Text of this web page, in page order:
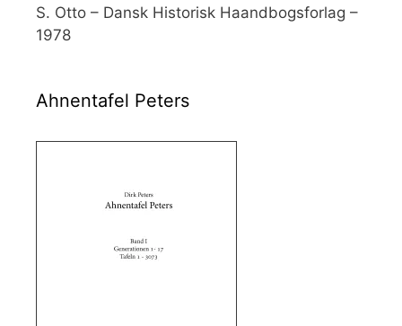
S. Otto – Dansk Historisk Haandbogsforlag –
1978
Ahnentafel Peters